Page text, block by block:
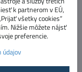
k partnerom v EÚ,
všetky cookies“
Nižšie môžete nájsť
preferencie.
údajov